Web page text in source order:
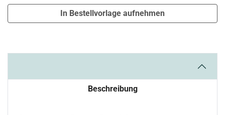
In Bestellvorlage aufnehmen
Beschreibung